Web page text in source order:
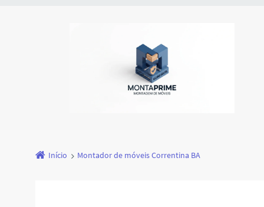
Início Montador de móveis Correntina BA